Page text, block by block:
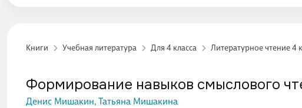
Книги Учебная литература Для 4 класса Литературное чтение 4
Формирование навыков смыслового
Денис Мишакин, Татьяна Мишакина